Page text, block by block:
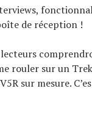
de réception !
rouler sur un
sur mesure.